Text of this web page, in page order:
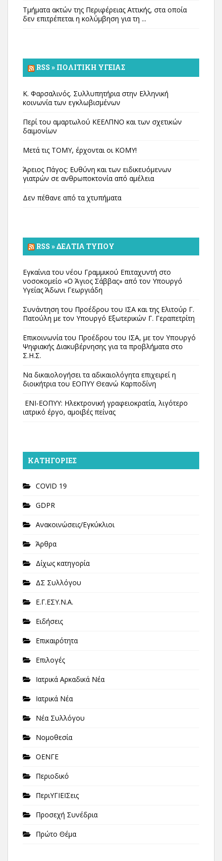
Τμήματα ακτών της Περιφέρειας Αττικής, στα οποία
δεν επιτρέπεται η κολύμβηση για τη ...
RSS » ΠΟΛΙΤΙΚΉ ΥΓΕΊΑΣ
Κ. Φαρσαλινός. Συλλυπητήρια στην Ελληνική
κοινωνία των εγκλωβισμένων
Περί του αμαρτωλού ΚΕΕΛΠΝΟ και των σχετικών
δαιμονίων
Μετά τις ΤΟΜΥ, έρχονται οι ΚΟΜΥ!
Άρειος Πάγος: Ευθύνη και των ειδικευόμενων
γιατρών σε ανθρωποκτονία από αμέλεια
Δεν πέθανε από τα χτυπήματα
RSS » ΔΕΛΤΊΑ ΤΎΠΟΥ
Εγκαίνια του νέου Γραμμικού Επιταχυντή στο
νοσοκομείο «Ο Άγιος Σάββας» από τον Υπουργό
Υγείας Άδωνι Γεωργιάδη
Συνάντηση του Προέδρου του ΙΣΑ και της Ελιτούρ Γ.
Πατούλη με τον Υπουργό Εξωτερικών Γ. Γεραπετρίτη
Επικοινωνία του Προέδρου του ΙΣΑ, με τον Υπουργό
Ψηφιακής Διακυβέρνησης για τα προβλήματα στο
Σ.Η.Σ.
Να δικαιολογήσει τα αδικαιολόγητα επιχειρεί η
διοικήτρια του ΕΟΠΥΥ Θεανώ Καρποδίνη
ΕΝΙ-ΕΟΠΥΥ: Ηλεκτρονική γραφειοκρατία, λιγότερο
ιατρικό έργο, αμοιβές πείνας
KΑΤΗΓΟΡΊΕΣ
COVID 19
GDPR
Ανακοινώσεις/Εγκύκλιοι
Άρθρα
Δίχως κατηγορία
ΔΣ Συλλόγου
Ε.Γ.ΕΣΥ.Ν.Α.
Ειδήσεις
Επικαιρότητα
Επιλογές
Ιατρικά Αρκαδικά Νέα
Ιατρικά Νέα
Νέα Συλλόγου
Νομοθεσία
ΟΕΝΓΕ
Περιοδικό
ΠεριΥΓΙΕΙΣεις
Προσεχή Συνέδρια
Πρώτο Θέμα